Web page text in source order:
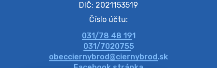
večer vopred, nakoľko firma F…
4. augusta 2026 09:51
Oznámenie o plánovanom prerušení dodávky
elektri…
Oznamujeme Vám, že v určitých dňoch bude v
DIČ: 2021153519
Číslo účtu:
031/78 48 191
031/7020755
obecciernybrod@ciernybrod.sk